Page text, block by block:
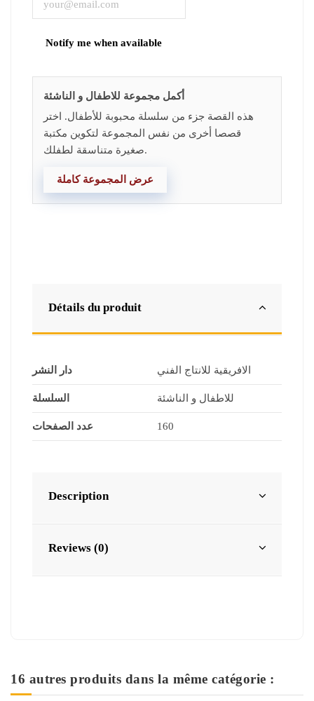
أكمل مجموعة للاطفال و الناشئة
هذه القصة جزء من سلسلة محبوبة للأطفال. اختر
قصصا أخرى من نفس المجموعة لتكوين مكتبة
صغيرة متناسقة لطفلك.
عرض المجموعة كاملة
Détails du produit
دار النشر الافريقية للانتاج الفني
السلسلة للاطفال و الناشئة
عدد الصفحات 160
Description
Reviews (0)
16 autres produits dans la même catégorie :